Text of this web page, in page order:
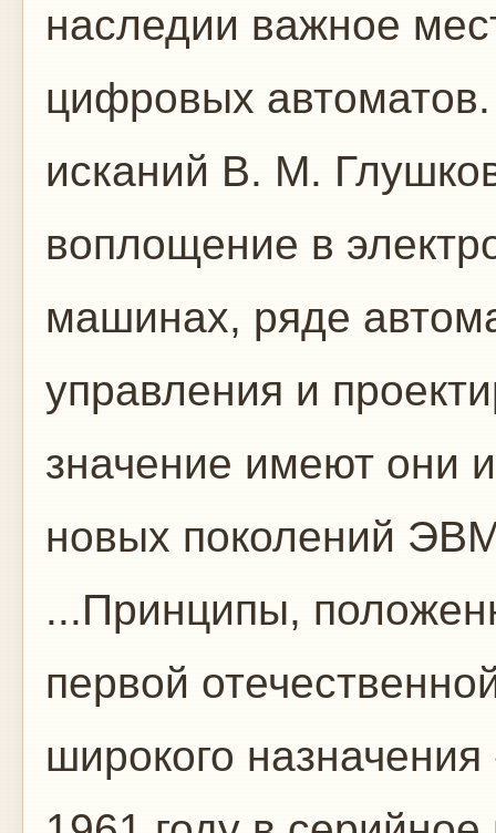
наследии важное
цифровых автоматов.
исканий В. М.
воплощение в
машинах, ряде
управления и
значение имеют они
новых поколений
...Принципы,
первой
широкого